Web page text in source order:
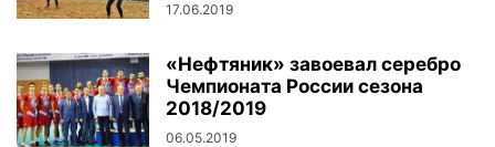
17.06.2019
«Нефтяник» завоевал серебро
Чемпионата России сезона
2018/2019
06.05.2019